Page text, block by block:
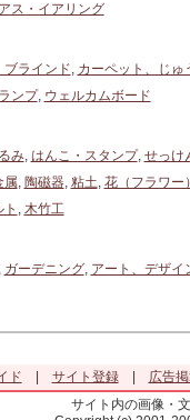
ス・イアリング
ブラインド, カーペット、じゅ
ランプ, ウェルカムボード
み, はんこ・スタンプ, せっけ
属, 陶磁器, 粘土, 花（フラワー
, 木竹工
ガーデニング, アート、デザイ
ド サイト登録|
広告
サイト内の画像・